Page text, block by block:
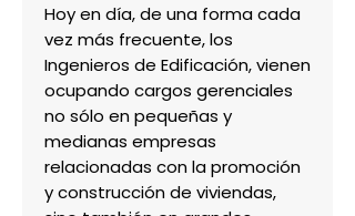
Hoy en día, de una forma cada
vez más frecuente, los
Ingenieros de Edificación, vienen
ocupando cargos gerenciales
no sólo en pequeñas y
medianas empresas
relacionadas con la promoción
y construcción de viviendas,